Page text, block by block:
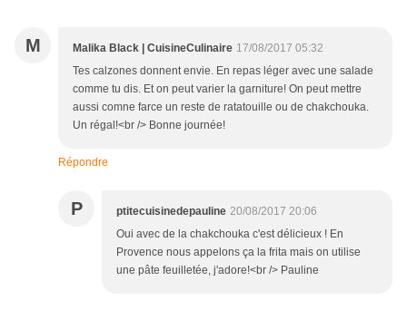
M Malika Black | CuisineCulinaire 17/08/2017 05:32
Tes calzones donnent envie. En repas léger avec une salade
comme tu dis. Et on peut varier la garniture! On peut mettre
aussi comne farce un reste de ratatouille ou de chakchouka.
Un régal!<br /> Bonne journée!
Répondre
P ptitecuisinedepauline 20/08/2017 20:06
Oui avec de la chakchouka c'est délicieux ! En
Provence nous appelons ça la frita mais on utilise
une pâte feuilletée, j'adore!<br /> Pauline